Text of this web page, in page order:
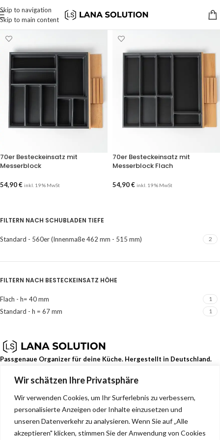
Wir schätzen Ihre Privatsphäre
Wir verwenden Cookies, um Ihr Surferlebnis zu verbessern,
personalisierte Anzeigen oder Inhalte einzusetzen und
unseren Datenverkehr zu analysieren. Wenn Sie auf „Alle
akzeptieren" klicken, stimmen Sie der Anwendung von Cookies
Skip to navigation
Skip to main content
FILTERN NACH SCHUBLADEN TIEFE
Standard - 560er (Innenmaße 462 mm - 515 mm) 2
FILTERN NACH BESTECKEINSATZ HÖHE
Flach - h= 40 mm 1
Standard - h = 67 mm 1
70er Besteckeinsatz mit
Messerblock
54,90€ inkl. 19 % MwSt
70er Besteckeinsatz mit
Messerblock Flach
54,90€ inkl. 19 % MwSt
Passgenaue Organizer für deine Küche. Hergestellt in Deutschland.
Dehmerstr. 93b, Bad Oeynhausen, Deutschland, 32549
info@lana-solution.de
NEUESTE BEITRÄGE
SERVICE